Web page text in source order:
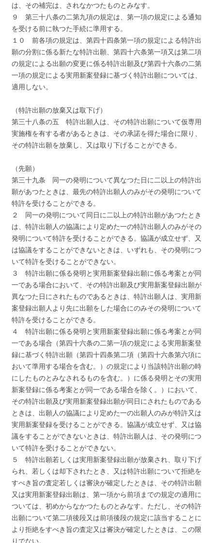
は、その補完は、されなかつたものとみなす。
９ 第三十八条の二第九項の規定は、第一項の規定による通知
を受ける前に執つた手続に準用する。
１０ 前各項の規定は、第四十四条第一項の規定による特許出
願の分割に係る新たな特許出願、第四十六条第一項又は第二項
の規定による出願の変更に係る特許出願及び第四十六条の二第
一項の規定による実用新案登録に基づく特許出願については、
適用しない。
（特許出願の放棄又は取下げ）
第三十八条の五 特許出願人は、その特許出願について仮専用
実施権を有する者があるときは、その承諾を得た場合に限り、
その特許出願を放棄し、又は取り下げることができる。
（先願）
第三十九条 同一の発明について異なつた日に二以上の特許出
願があつたときは、最先の特許出願人のみがその発明について
特許を受けることができる。
２ 同一の発明について同日に二以上の特許出願があつたとき
は、特許出願人の協議により定めた一の特許出願人のみがその
発明について特許を受けることができる。協議が成立せず、又
は協議をすることができないときは、いずれも、その発明につ
いて特許を受けることができない。
３ 特許出願に係る発明と実用新案登録出願に係る考案とが同
一である場合において、その特許出願及び実用新案登録出願が
異なつた日にされたものであるときは、特許出願人は、実用新
案登録出願人より先に出願をした場合にのみその発明について
特許を受けることができる。
４ 特許出願に係る発明と実用新案登録出願に係る考案とが同
一である場合（第四十六条の二第一項の規定による実用新案登
録に基づく特許出願（第四十四条第二項（第四十六条第六項に
おいて準用する場合を含む。）の規定により当該特許出願の時
にしたものとみなされるものを含む。）に係る発明とその実用
新案登録に係る考案とが同一である場合を除く。）において、
その特許出願及び実用新案登録出願が同日にされたものである
ときは、出願人の協議により定めた一の出願人のみが特許又は
実用新案登録を受けることができる。協議が成立せず、又は協
議をすることができないときは、特許出願人は、その発明につ
いて特許を受けることができない。
５ 特許出願若しくは実用新案登録出願が放棄され、取り下げ
られ、若しくは却下されたとき、又は特許出願について拒絶を
すべき旨の査定若しくは審決が確定したときは、その特許出願
又は実用新案登録出願は、第一項から前項までの規定の適用に
ついては、初めからなかつたものとみなす。ただし、その特許
出願について第二項後段又は前項後段の規定に該当することに
より拒絶をすべき旨の査定又は審決が確定したときは、この限
りでない。